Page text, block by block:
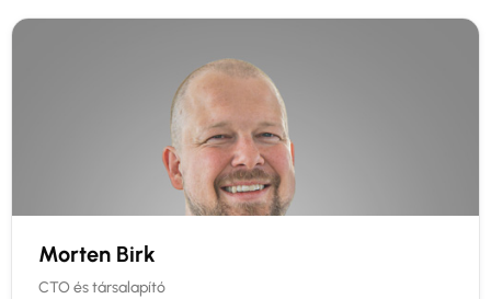
Morten Birk
CTO és társalapító